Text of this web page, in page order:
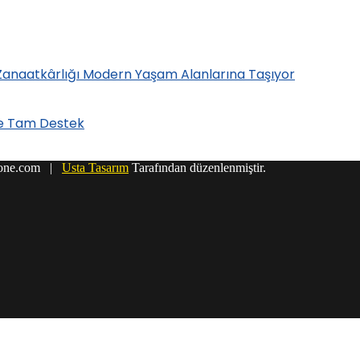
Modern Yaşam Alanlarına Taşıyor
Tam Destek
| Usta Tasarım Tarafından düzenlenmiştir.